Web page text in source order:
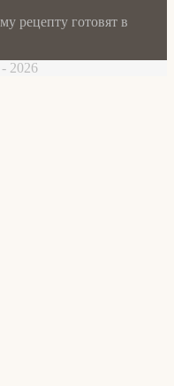
рецепту готовят в
2026